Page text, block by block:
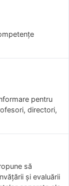
pentru
directori,
să
şi evaluării